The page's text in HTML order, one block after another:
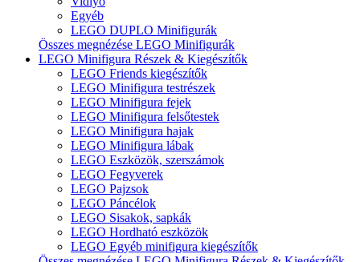
Egyéb
LEGO DUPLO Minifigurák
Összes megnézése LEGO Minifigurák
LEGO Minifigura Részek & Kiegészítők
LEGO Friends kiegészítők
LEGO Minifigura testrészek
LEGO Minifigura fejek
LEGO Minifigura felsőtestek
LEGO Minifigura hajak
LEGO Minifigura lábak
LEGO Eszközök, szerszámok
LEGO Fegyverek
LEGO Pajzsok
LEGO Páncélok
LEGO Sisakok, sapkák
LEGO Hordható eszközök
LEGO Egyéb minifigura kiegészítők